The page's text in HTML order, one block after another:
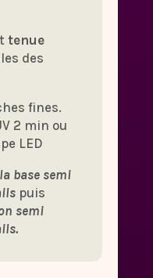
tenue
des
fines.
2 min ou
LED
la base semi
puis
semi